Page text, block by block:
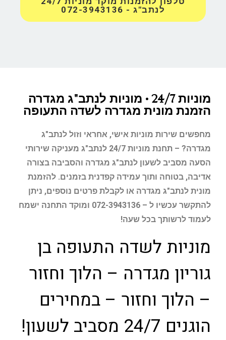
לנתב"ג - 072-3943136
מוניות 24/7 • מוניות לנתב"ג מגדרה
הזמנת מונית מגדרה לשדה התעופה
מחפשים שירות מוניות אישי, אחראי וזול לנתב"ג
מגדרה? – תחנת מוניות 24/7 לנתב"ג מעניקה שירותי
הסעה מסביב לשעון לנתב"ג מגדרה והסביבה בצורה
אדיבה, בטוחה ותוך עמידה קפדנית בזמנים. להזמנת
מונית לנתב"ג מגדרה או לקבלת פרטים נוספים, ניתן
להתקשר עכשיו ל – 072-3943136 ומוקד התחנה ישמח
לעמוד לרשותך בכל שעה!
מוניות לשדה התעופה בן
גוריון מגדרה – הלוך וחזור
– הלוך וחזור – במחירים
הוגנים 24/7 מסביב לשעון!